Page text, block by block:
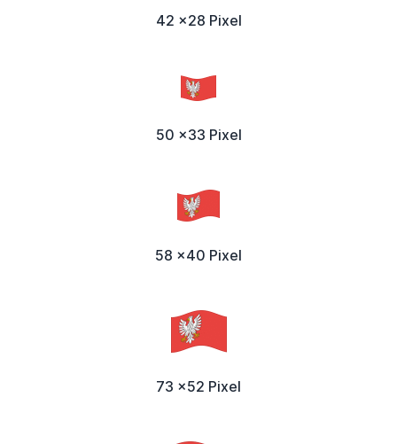
42 x28 Pixel
50 x33 Pixel
58 x40 Pixel
73 x52 Pixel